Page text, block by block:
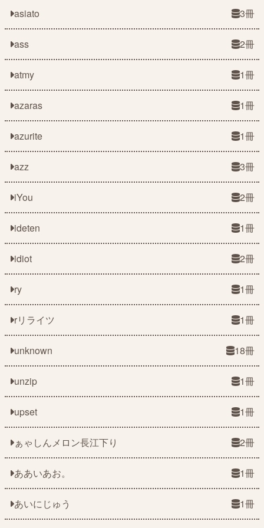
asiato 3冊
ass 2冊
atmy 1冊
azaras 1冊
azurite 1冊
azz 3冊
iYou 2冊
ideten 1冊
idiot 2冊
ry 1冊
rリライツ 1冊
unknown 18冊
unzip 1冊
upset 1冊
ぁゃしんメロン長江下り 2冊
ああいあお。 1冊
あいにじゅう 1冊